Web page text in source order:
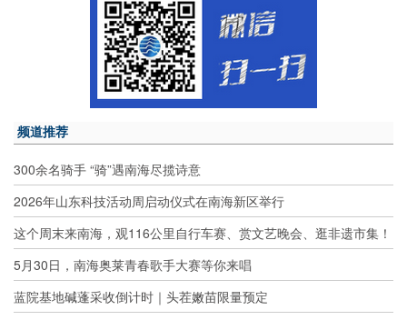
频道推荐
300余名骑手 “骑”遇南海尽揽诗意
2026年山东科技活动周启动仪式在南海新区举行
这个周末来南海，观116公里自行车赛、赏文艺晚会、逛非遗市集！
5月30日，南海奥莱青春歌手大赛等你来唱
蓝院基地碱蓬采收倒计时｜头茬嫩苗限量预定